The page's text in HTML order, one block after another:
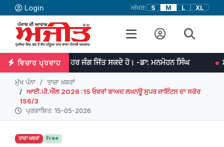
Login ਅੱਖਰ: S M L XL
ਵਿਚਾਰ ਪ੍ਰਵਾਹ
ਤਾਂ ਤੁਸੀਂ ਹਰ ਜੰਗ ਜਿੱਤ ਸਕਦੇ ਹੋ। -ਡਾ: ਮਨਮੋਹਨ ਸਿੰਘ ਮਹਾਨ ਉਦੇਸ਼
ਮੁੱਖ ਪੰਨਾ
ਤਾਜ਼ਾ ਖ਼ਬਰਾਂ
ਆਈ.ਪੀ.ਐੱਲ 2026 :15 ਓਵਰਾਂ ਬਾਅਦ ਲਖਨਊ ਸੁਪਰ ਜਾਇੰਟਸ ਦਾ ਸਕੋਰ
156/3
ਪ੍ਰਕਾਸ਼ਿਤ: 15-05-2026
ਤਾਜ਼ਾ ਖ਼ਬਰਾਂ Free